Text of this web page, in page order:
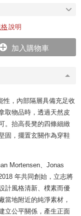
性，內部隔層具備充足收
取物品時，透過天然皮
。抬高長凳的四條細緻
固，擺置玄關作為穿鞋
Mortensen、Jonas
年共同創始，立志將
計風格清新、樸素而優
當地附近的純淨素材，
立公平關係，產生正面
說明
加入購物車